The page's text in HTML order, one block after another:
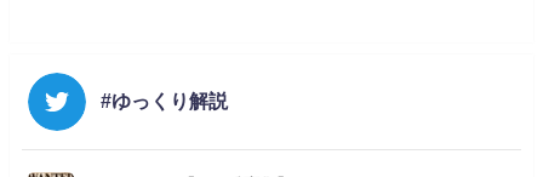
#ゆっくり解説